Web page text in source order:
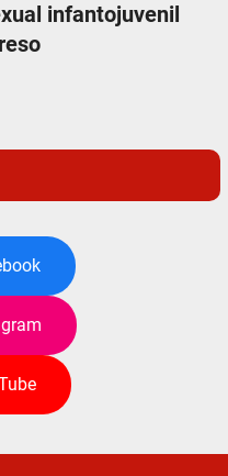
infantojuvenil